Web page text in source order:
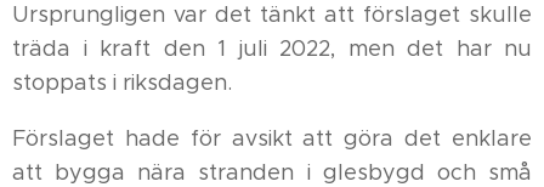
Ursprungligen var det tänkt att förslaget skulle
träda i kraft den 1 juli 2022, men det har nu
stoppats i riksdagen.
Förslaget hade för avsikt att göra det enklare
att bygga nära stranden i glesbygd och små